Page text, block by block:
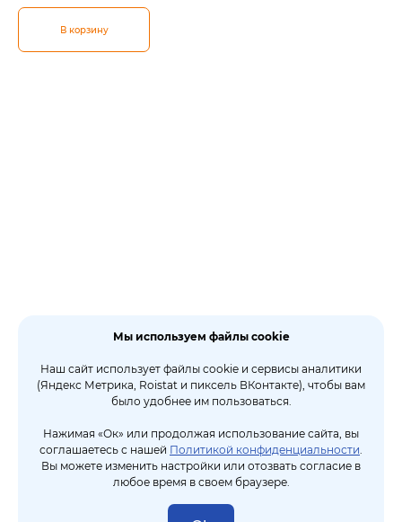
В корзину
Мы используем файлы cookie
Наш сайт использует файлы cookie и сервисы аналитики
(Яндекс Метрика, Roistat и пиксель ВКонтакте), чтобы вам
было удобнее им пользоваться.
Нажимая «Ок» или продолжая использование сайта, вы
соглашаетесь с нашей Политикой конфиденциальности.
Вы можете изменить настройки или отозвать согласие в
любое время в своем браузере.